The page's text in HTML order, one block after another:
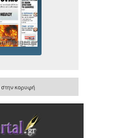
κορυφή